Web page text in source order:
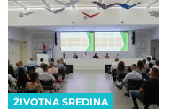
ŽIVOTNA SREDINA